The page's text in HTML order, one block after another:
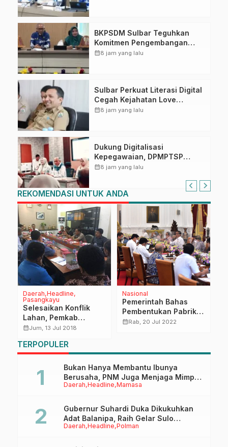
BKPSDM Sulbar Teguhkan
Komitmen Pengembangan
Kompetensi ASN melalui
calendar_month8 jam yang lalu
Sulbar Perkuat Literasi Digital
Cegah Kejahatan Love
Scamming
calendar_month8 jam yang lalu
Dukung Digitalisasi
Kepegawaian, DPMPTSP
Sulbar Siap Terapkan Aplikasi
calendar_month8 jam yang lalu
REKOMENDASI UNTUK ANDA
Daerah Headline
Pasangkayu
Selesaikan Konflik
Lahan, Pemkab
Pasangkayu
calendar_monthJum, 13 Jul 2018
Nasional
Pemerintah Bahas
Pembentukan Pabrik
CPO dan RPO Mini
calendar_monthRab, 20 Jul 2022
TERPOPULER
Daerah Headline Mamasa
Bukan Hanya Membantu Ibunya
Berusaha, PNM Juga Menjaga Mimpi
Anaknya Untuk Menggapai Cita-Cita
Daerah Headline Polman
Gubernur Suhardi Duka Dikukuhkan
Adat Balanipa, Raih Gelar Sulo
Tappidena